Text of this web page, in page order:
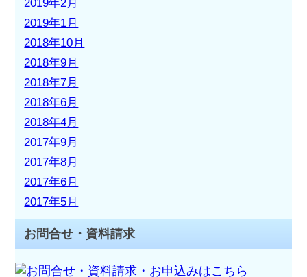
2019年2月
2019年1月
2018年10月
2018年9月
2018年7月
2018年6月
2018年4月
2017年9月
2017年8月
2017年6月
2017年5月
お問合せ・資料請求